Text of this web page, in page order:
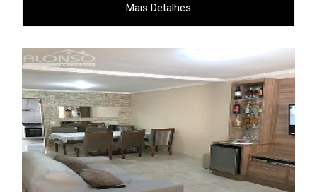
Mais Detalhes